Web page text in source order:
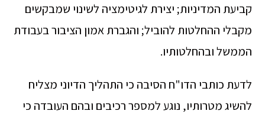
קביעת המדיניות; יצירת לגיטימציה לשינוי שמבקשים
מקבלי ההחלטות להוביל; והגברת אמון הציבור בעבודת
הממשל ובהחלטותיו.
לדעת כותבי הדו"ח הסיבה כי התהליך הדיוני מצליח
להשיג מטרותיו, נוגע למספר רכיבים ובהם העובדה כי